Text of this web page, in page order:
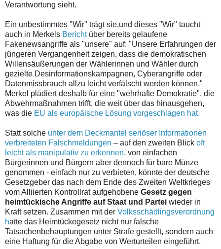
Verantwortung sieht.
Ein unbestimmtes "Wir" trägt sie,und dieses "Wir" taucht
auch in Merkels Bericht über bereits gelaufene
Fakenewsangriffe als "unsere" auf: "Unsere Erfahrungen der
jüngeren Vergangenheit zeigen, dass die demokratischen
Willensäußerungen der Wählerinnen und Wähler durch
gezielte Desinformationskampagnen, Cyberangriffe oder
Datenmissbrauch allzu leicht verfälscht werden können."
Merkel plädiert deshalb für eine "wehrhafte Demokratie", die
Abwehrmaßnahmen trifft, die weit über das hinausgehen,
was die EU als europäische Lösung vorgeschlagen hat.
Statt solche unter dem Deckmantel seriöser Informationen
verbreiteten Falschmeldungen – auf den zweiten Blick oft
leicht als manipulativ zu erkennen, von einfachen
Bürgerinnen und Bürgern aber dennoch für bare Münze
genommen - einfach nur zu verbieten, könnte der deutsche
Gesetzgeber das nach dem Ende des Zweiten Weltkrieges
vom Alliierten Kontrollrat aufgehobene Gesetz gegen
heimtückische Angriffe auf Staat und Partei wieder in
Kraft setzen. Zusammen mit der Volksschädlingsverordnung
hatte das Heimtückegesetz nicht nur falsche
Tatsachenbehauptungen unter Strafe gestellt, sondern auch
eine Haftung für die Abgabe von Werturteilen eingeführt.